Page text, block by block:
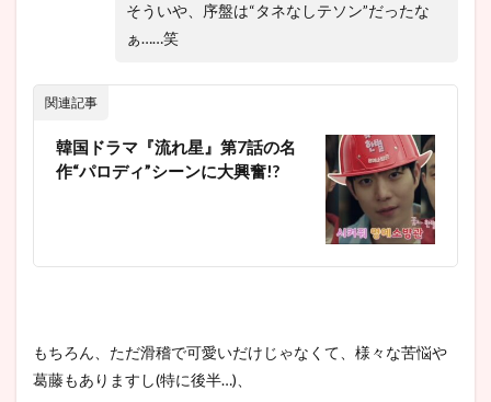
そういや、序盤は“タネなしテソン”だったな
ぁ……笑
関連記事
韓国ドラマ『流れ星』第7話の名
作“パロディ”シーンに大興奮!?
もちろん、ただ滑稽で可愛いだけじゃなくて、様々な苦悩や
葛藤もありますし(特に後半…)、